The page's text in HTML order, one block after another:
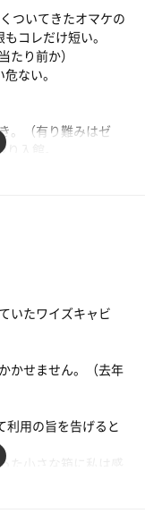
うな大粒の雨が降っ
サワーでラスト♪
囲気♪
敷かれている。
パクト設計。
ルッと回す。
ーン」と唸る。
ない。
絵の兄サンと2人き
スチック板と鍵が
露天の草津温泉へ。
もタマラン。壁に
いとの事。スバラ
るのをじっと待
欲しがるようになっ
い距離感。温度計は
ツ！
っという間にドバド
に触る扉の木の部
中心でプカ浮き。め
ととのい椅子がベス
な軍用飛行機が轟音
ついてきたオマケの
コレだけ短い。
たり前か）
ない。
。（有り難みはゼ
入館。
が、程良い入りで一
のサ室には丸い窓が
もたまには良い。
が全身でダラダラと
少しだけ増したん
ウッドデッキでの外
いたワイズキャビ
かせません。（去年
利用の旨を告げると
た小さな箱に私は感